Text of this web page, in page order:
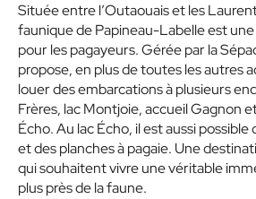
Située entre l’Outaouais et les
faunique de Papineau-Labelle est
pour les pagayeurs. Gérée par la
propose, en plus de toutes les autres
louer des embarcations à plusieurs
Frères, lac Montjoie, accueil Gagnon
Écho. Au lac Écho, il est aussi possible
et des planches à pagaie. Une
qui souhaitent vivre une véritable
plus près de la faune.